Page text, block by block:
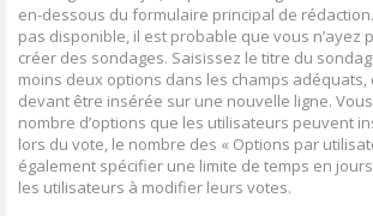
en-dessous du formulaire principal de rédaction.
pas disponible, il est probable que vous n’ayez
créer des sondages. Saisissez le titre du
moins deux options dans les champs adéquats,
devant être insérée sur une nouvelle ligne.
nombre d’options que les utilisateurs peuvent
lors du vote, le nombre des « Options par
également spécifier une limite de temps en
les utilisateurs à modifier leurs votes.